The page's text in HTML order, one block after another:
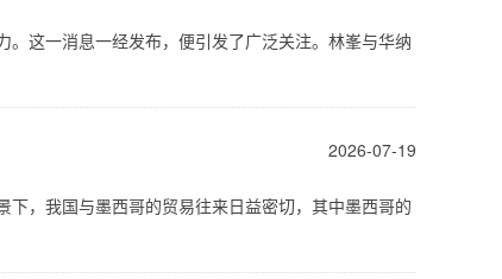
这一消息一经发布，便引发了广泛关注。林峯与华纳
2026-07-19
，我国与墨西哥的贸易往来日益密切，其中墨西哥的